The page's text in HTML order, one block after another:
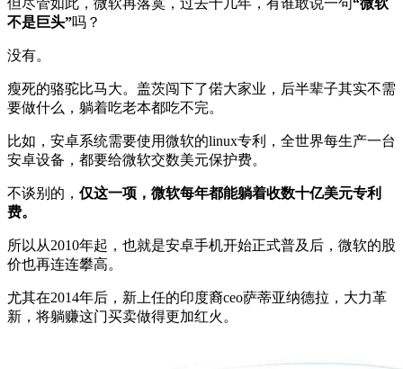
但尽管如此，微软再落寞，过去十几年，有谁敢说一句 “微软
不是巨头”吗？
没有。
瘦死的骆驼比马大。盖茨闯下了偌大家业，后半辈子其实不需
要做什么，躺着吃老本都吃不完。
比如，安卓系统需要使用微软的linux专利，全世界每生产一台
安卓设备，都要给微软交数美元保护费。
不谈别的， 仅这一项，微软每年都能躺着收数十亿美元专利
费。
所以从2010年起，也就是安卓手机开始正式普及后，微软的股
价也再连连攀高。
尤其在2014年后，新上任的印度裔ceo萨蒂亚纳德拉，大力革
新，将躺赚这门买卖做得更加红火。